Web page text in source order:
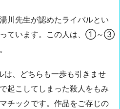
川先生が認めたライバルとい
っています。この人は、①～③
は、どちらも一歩も引きませ
起こしてしまった殺人をもみ
チックです。作品をご存じの